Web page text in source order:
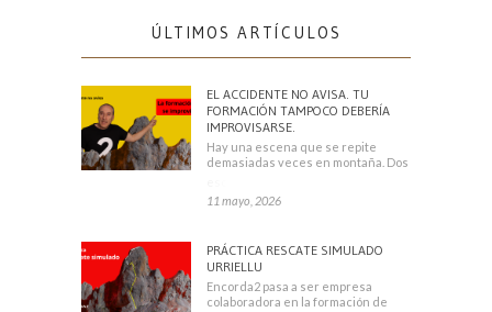
ÚLTIMOS ARTÍCULOS
EL ACCIDENTE NO AVISA. TU
FORMACIÓN TAMPOCO DEBERÍA
IMPROVISARSE.
Hay una escena que se repite
demasiadas veces en montaña. Dos
11 mayo, 2026
PRÁCTICA RESCATE SIMULADO
URRIELLU
Encorda2 pasa a ser empresa
colaboradora en la formación de